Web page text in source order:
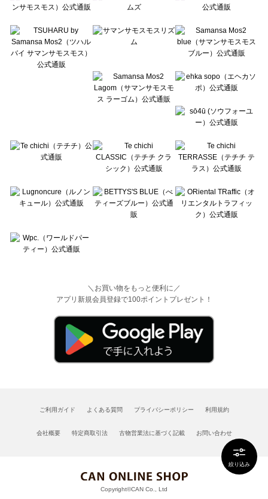
絞り込み
Te chichi CLASSIC（テチチ クラシック）のルームウェア一覧
Lugnoncure（ルノンキュール）のルームウェア一覧
BETTY'S BLUE（べティーズブルー）のルームウェア一覧
Wpc.（ワールドパーティー）のルームウェア一覧
＼お買い物をもっと便利に／
アプリ新規会員登録で100ポイントプレゼント！
ご利用ガイド よくある質問 プライバシーポリシー 利用規約
会社概要 特定商取引法 古物営業法に基づく記載 お問い合わせ
Copyright©CAN Co., Ltd